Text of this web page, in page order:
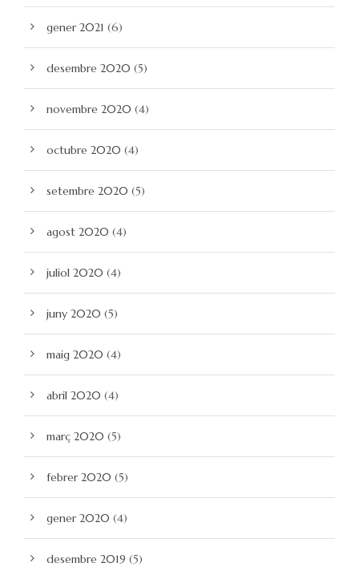
gener 2021 (6)
desembre 2020 (5)
novembre 2020 (4)
octubre 2020 (4)
setembre 2020 (5)
agost 2020 (4)
juliol 2020 (4)
juny 2020 (5)
maig 2020 (4)
abril 2020 (4)
març 2020 (5)
febrer 2020 (5)
gener 2020 (4)
desembre 2019 (5)